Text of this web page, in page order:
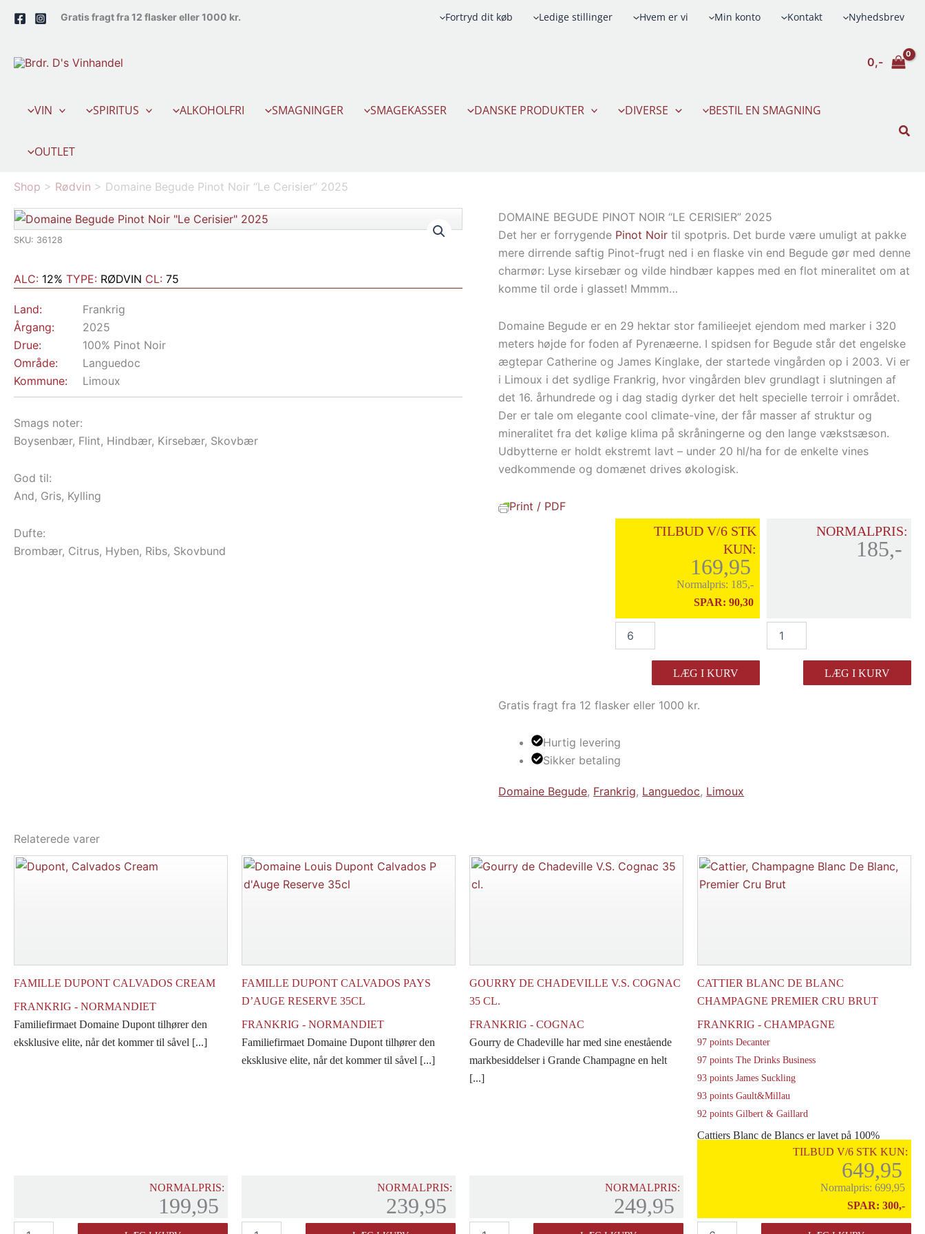
Gratis fragt fra 12 flasker eller 1000 kr. Fortryd dit køb Ledige stillinger Hvem er vi Min konto Kontakt Nyhedsbrev
0,-
VIN SPIRITUS ALKOHOLFRI SMAGNINGER SMAGEKASSER DANSKE PRODUKTER DIVERSE BESTIL EN SMAGNING
OUTLET
Søg
Shop > Rødvin > Domaine Begude Pinot Noir “Le Cerisier” 2025
SKU: 36128
ALC: 12% TYPE: RØDVIN CL: 75
Land:
Frankrig
Årgang:
2025
Drue:
100% Pinot Noir
Område:
Languedoc
Kommune:
Limoux
Smags noter:
Boysenbær, Flint, Hindbær, Kirsebær, Skovbær
God til:
And, Gris, Kylling
Dufte:
Brombær, Citrus, Hyben, Ribs, Skovbund
DOMAINE BEGUDE PINOT NOIR “LE CERISIER” 2025
Det her er forrygende Pinot Noir til spotpris. Det burde være umuligt at pakke
mere dirrende saftig Pinot-frugt ned i en flaske vin end Begude gør med denne
charmør: Lyse kirsebær og vilde hindbær kappes med en flot mineralitet om at
komme til orde i glasset! Mmmm…
Domaine Begude er en 29 hektar stor familieejet ejendom med marker i 320
meters højde for foden af Pyrenæerne. I spidsen for Begude står det engelske
ægtepar Catherine og James Kinglake, der startede vingården op i 2003. Vi er
i Limoux i det sydlige Frankrig, hvor vingården blev grundlagt i slutningen af
det 16. århundrede og i dag stadig dyrker det helt specielle terroir i området.
Der er tale om elegante cool climate-vine, der får masser af struktur og
mineralitet fra det kølige klima på skråningerne og den lange vækstsæson.
Udbytterne er holdt ekstremt lavt – under 20 hl/ha for de enkelte vines
vedkommende og domænet drives økologisk.
Print / PDF
TILBUD V/6 STK
KUN:
169,95
Normalpris: 185,-
SPAR: 90,30
Begude
2025
LÆG I KURV
NORMALPRIS:
185,-
Begude
LÆG I KURV
Gratis fragt fra 12 flasker eller 1000 kr.
Hurtig levering
Sikker betaling
Domaine Begude, Frankrig, Languedoc, Limoux
Relaterede varer
FAMILLE DUPONT CALVADOS CREAM
FRANKRIG - NORMANDIET
Familiefirmaet Domaine Dupont tilhører den
eksklusive elite, når det kommer til såvel [...]
NORMALPRIS:
199,95
FAMILLE DUPONT CALVADOS PAYS
D’AUGE RESERVE 35CL
FRANKRIG - NORMANDIET
Familiefirmaet Domaine Dupont tilhører den
eksklusive elite, når det kommer til såvel [...]
NORMALPRIS:
239,95
GOURRY DE CHADEVILLE V.S. COGNAC
35 CL.
FRANKRIG - COGNAC
Gourry de Chadeville har med sine enestående
markbesiddelser i Grande Champagne en helt
[...]
NORMALPRIS:
249,95
CATTIER BLANC DE BLANC
CHAMPAGNE PREMIER CRU BRUT
FRANKRIG - CHAMPAGNE
97 points Decanter
97 points The Drinks Business
93 points James Suckling
93 points Gault&Millau
92 points Gilbert & Gaillard
Cattiers Blanc de Blancs er lavet på 100%
chardonnay og er elegant, sprød og den ideelle
TILBUD V/6 STK KUN:
649,95
Normalpris: 699,95
SPAR: 300,-